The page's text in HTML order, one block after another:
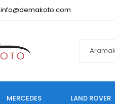
info@demakoto.com
MERCEDES LAND ROVER